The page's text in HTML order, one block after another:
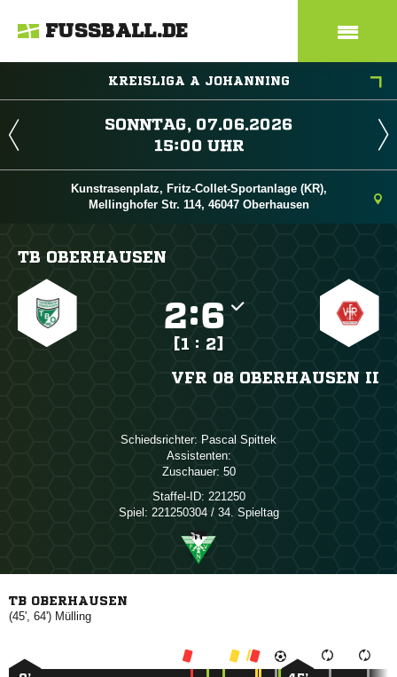
FUSSBALL.DE
KREISLIGA A JOHANNING
 
 
Kunstrasenplatz, Fritz-Collet-Sportanlage (KR),
Mellinghofer Str. 114, 46047 Oberhausen
TB OBERHAUSEN
:
[1 : 2]
VFR 08 OBERHAUSEN II
Schiedsrichter:  
Assistenten:
Zuschauer: 50
Staffel-ID: 221250
Spiel: 221250304 / 34. Spieltag
TB OBERHAUSEN
(45', 64') 